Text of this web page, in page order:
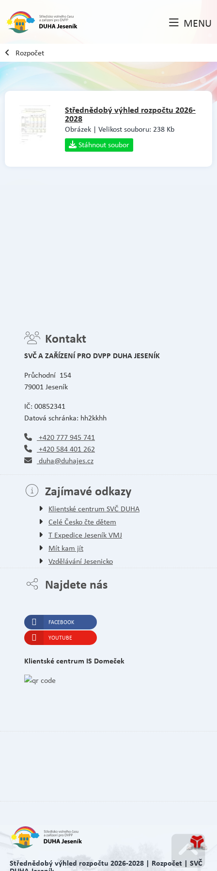
MENU
Rozpočet
Střednědobý výhled rozpočtu 2026-
2028
Obrázek | Velikost souboru: 238 Kb
Stáhnout soubor
Kontakt
SVČ A ZAŘÍZENÍ PRO DVPP DUHA JESENÍK
Průchodní 154
79001 Jeseník
IČ: 00852341
Datová schránka: hh2kkhh
+420 777 945 741
+420 584 401 262
duha@duhajes.cz
Zajímavé odkazy
Klientské centrum SVČ DUHA
Celé Česko čte dětem
T Expedice Jeseník VMJ
Mít kam jít
Vzdělávání Jesenicko
Najdete nás
FACEBOOK
YOUTUBE
Klientské centrum IS Domeček
Střednědobý výhled rozpočtu 2026-2028 | Rozpočet | SVČ